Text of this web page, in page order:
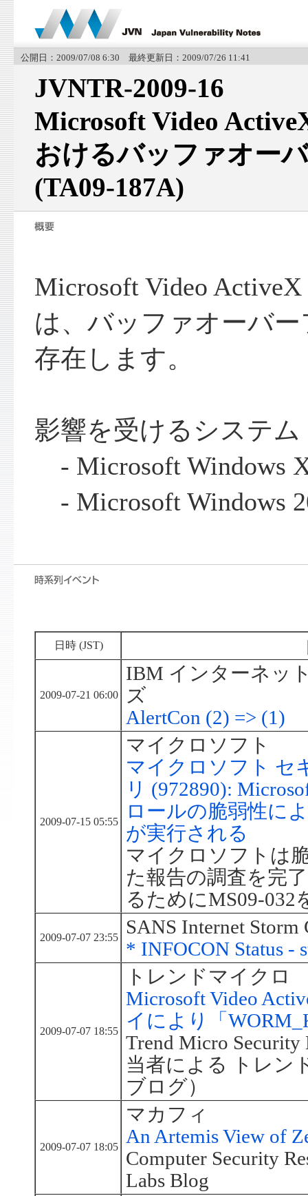
公開日：2009/07/08 6:30 最終更新日：2009/07/26 11:41
JVNTR-2009-16
Microsoft Video
おけるバッファオー
(TA09-187A)
Microsoft Video
は、バッファオーバ
存在します。
影響を受けるシステム
- Microsoft Windows
- Microsoft Windows
日時 (JST)
2009-07-21 06:00
IBM インターネッ
ズ
AlertCon (2) => (1)
2009-07-15 05:55
マイクロソフト
マイクロソフト セ
リ (972890):
ロールの脆弱性に
が実行される
マイクロソフトは
た報告の調査を完
るためにMS09-032
2009-07-07 23:55
SANS Internet Storm
* INFOCON Status -
2009-07-07 18:55
トレンドマイクロ
Microsoft Video
イにより「
Trend Micro
当者による トレン
ブログ）
2009-07-07 18:05
マカフィ
An Artemis View of
Computer Security
Labs Blog